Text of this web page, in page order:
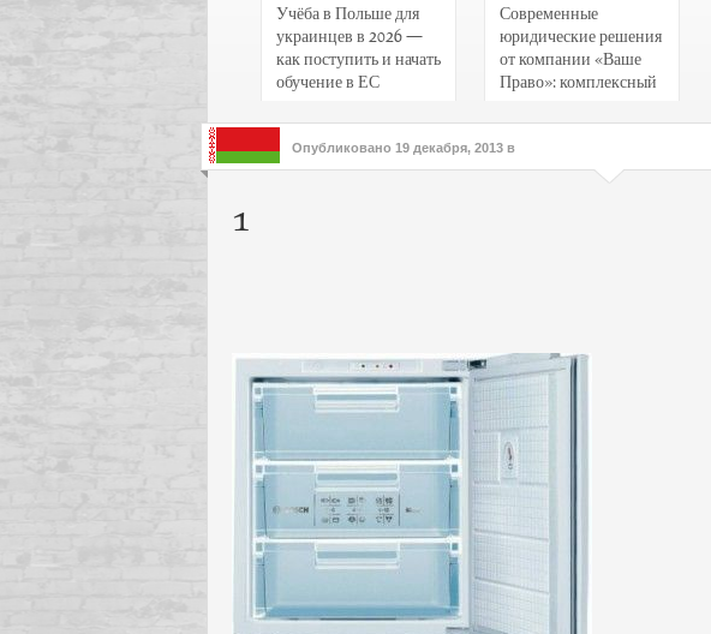
Учёба в Польше для
украинцев в 2026 —
как поступить и начать
обучение в ЕС
Современные
юридические решения
от компании «Ваше
Право»: комплексный
интересов клиентов
Опубликовано 19 декабря, 2013 в
1